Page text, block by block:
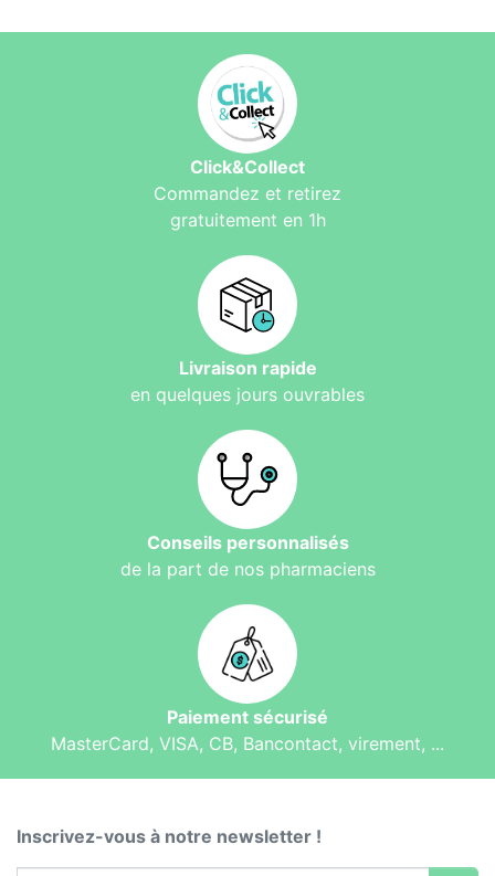
Click&Collect
Commandez et retirez
gratuitement en 1h
Livraison rapide
en quelques jours ouvrables
Conseils personnalisés
de la part de nos pharmaciens
Paiement sécurisé
MasterCard, VISA, CB, Bancontact, virement, ...
Inscrivez-vous à notre newsletter !